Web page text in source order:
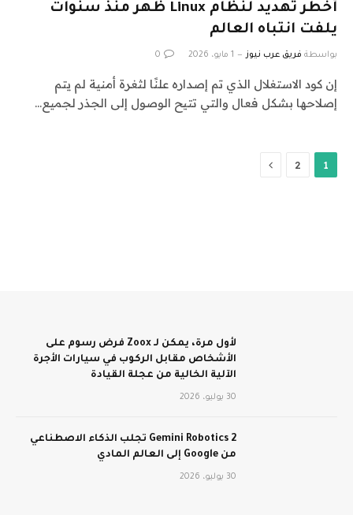
أخطر تهديد لنظام Linux ظهر منذ سنوات
يلفت انتباه العالم
بواسطة فريق عرب نيوز 1 مايو، 2026 0
إن كود الاستغلال الذي تم إصداره علنًا لثغرة أمنية لم يتم
إصلاحها بشكل فعال والتي تتيح الوصول إلى الجذر لجميع…
1
2 التالي
لأول مرة، يمكن لـ Zoox فرض رسوم على
الأشخاص مقابل الركوب في سيارات الأجرة
الآلية الخالية من عجلة القيادة
30 يوليو، 2026
Gemini Robotics 2 تجلب الذكاء الاصطناعي
من Google إلى العالم المادي
30 يوليو، 2026